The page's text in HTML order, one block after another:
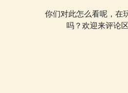
你们对此怎么看呢，在
吗？欢迎来评论区